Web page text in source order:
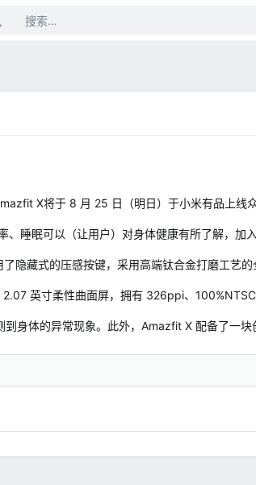
X将于 8 月 25 日（明日）于小米有品上线众
睡眠可以（让用户）对身体健康有所了解，加
藏式的压感按键，采用高端钛合金打磨工艺的
英寸柔性曲面屏，拥有 326ppi、
身体的异常现象。此外，Amazfit X 配备了一块